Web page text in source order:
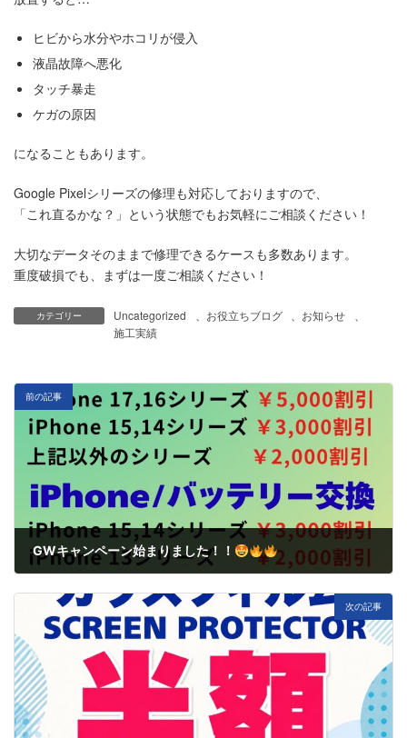
ヒビから水分やホコリが侵入
液晶故障へ悪化
タッチ暴走
ケガの原因
になることもあります。
Google Pixelシリーズの修理も対応しておりますので、
「これ直るかな？」という状態でもお気軽にご相談ください！
大切なデータそのままで修理できるケースも多数あります。
重度破損でも、まずは一度ご相談ください！
カテゴリー Uncategorized お役立ちブログ お知らせ
施工実績
前の記事
GWキャンペーン始まりました！！
次の記事